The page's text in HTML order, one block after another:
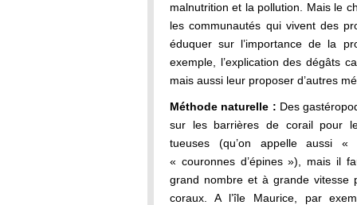
malnutrition et la pollution. Mais le
les communautés qui vivent des
éduquer sur l’importance de la
exemple, l’explication des dégâts
mais aussi leur proposer d’autres
Méthode naturelle : Des
sur les barrières de corail pour
tueuses (qu’on appelle aussi
« couronnes d’épines »), mais il
grand nombre et à grande vitesse
coraux. A l’île Maurice, par